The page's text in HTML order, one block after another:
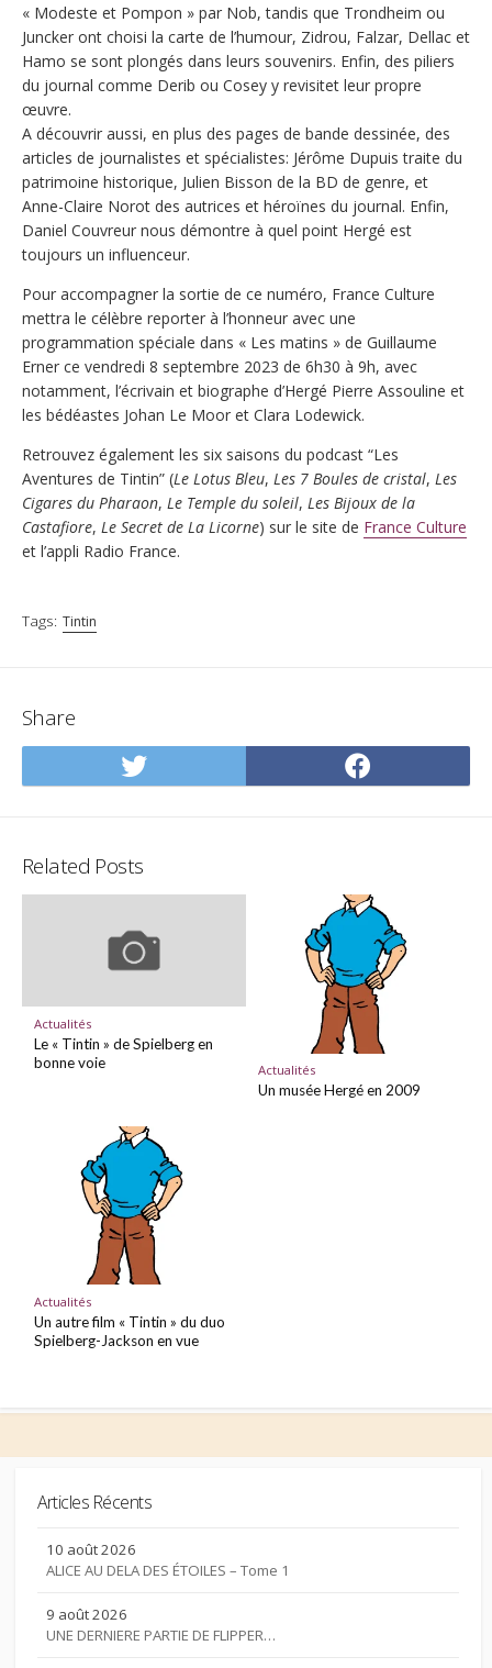
« Modeste et Pompon » par Nob, tandis que Trondheim ou
Juncker ont choisi la carte de l’humour, Zidrou, Falzar, Dellac et
Hamo se sont plongés dans leurs souvenirs. Enfin, des piliers
du journal comme Derib ou Cosey y revisitet leur propre
œuvre.
A découvrir aussi, en plus des pages de bande dessinée, des
articles de journalistes et spécialistes: Jérôme Dupuis traite du
patrimoine historique, Julien Bisson de la BD de genre, et
Anne-Claire Norot des autrices et héroïnes du journal. Enfin,
Daniel Couvreur nous démontre à quel point Hergé est
toujours un influenceur.
Pour accompagner la sortie de ce numéro, France Culture
mettra le célèbre reporter à l’honneur avec une
programmation spéciale dans « Les matins » de Guillaume
Erner ce vendredi 8 septembre 2023 de 6h30 à 9h, avec
notamment, l’écrivain et biographe d’Hergé Pierre Assouline et
les bédéastes Johan Le Moor et Clara Lodewick.
Retrouvez également les six saisons du podcast “Les
Aventures de Tintin” (Le Lotus Bleu, Les 7 Boules de cristal, Les
Cigares du Pharaon, Le Temple du soleil, Les Bijoux de la
Castafiore, Le Secret de La Licorne) sur le site de France Culture
et l’appli Radio France.
Tags: Tintin
Share
Share
on
on
Related Posts
Actualités
Le « Tintin » de Spielberg en
bonne voie
Actualités
Un musée Hergé en 2009
Actualités
Un autre film « Tintin » du duo
Spielberg-Jackson en vue
Articles Récents
10 août 2026
ALICE AU DELA DES ÉTOILES – Tome 1
9 août 2026
UNE DERNIERE PARTIE DE FLIPPER…